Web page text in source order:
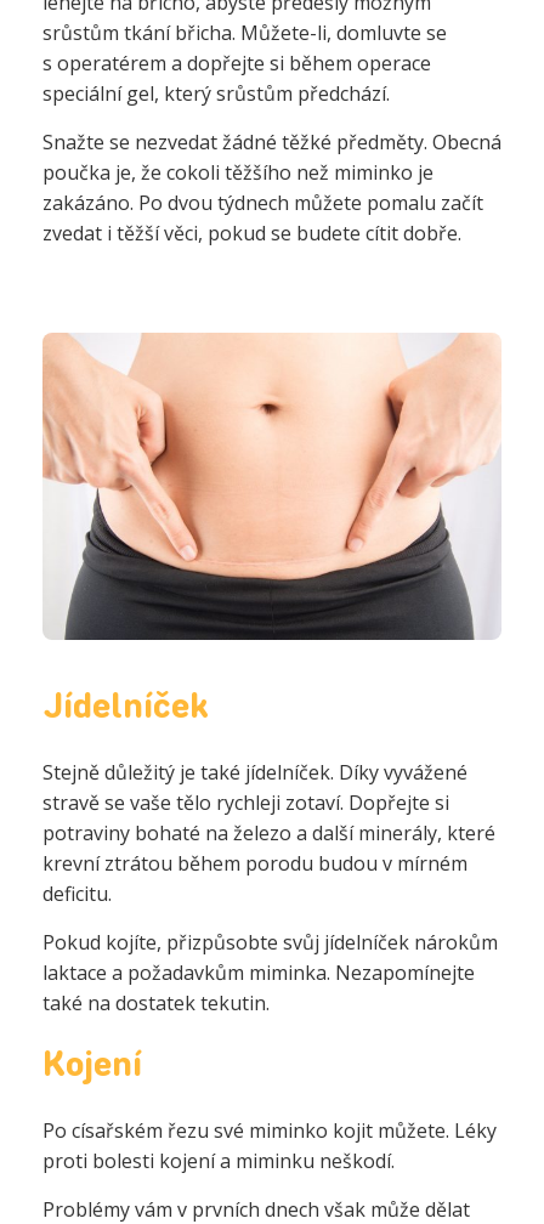
srůstům tkání břicha. Můžete-li, domluvte se
s operatérem a dopřejte si během operace
speciální gel, který srůstům předchází.
Snažte se nezvedat žádné těžké předměty. Obecná
poučka je, že cokoli těžšího než miminko je
zakázáno. Po dvou týdnech můžete pomalu začít
zvedat i těžší věci, pokud se budete cítit dobře.
Jídelníček
Stejně důležitý je také jídelníček. Díky vyvážené
stravě se vaše tělo rychleji zotaví. Dopřejte si
potraviny bohaté na železo a další minerály, které
krevní ztrátou během porodu budou v mírném
deficitu.
Pokud kojíte, přizpůsobte svůj jídelníček nárokům
laktace a požadavkům miminka. Nezapomínejte
také na dostatek tekutin.
Kojení
Po císařském řezu své miminko kojit můžete. Léky
proti bolesti kojení a miminku neškodí.
Problémy vám v prvních dnech však může dělat